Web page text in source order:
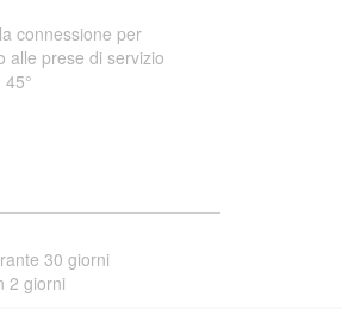
connessione per
alle prese di servizio
30 giorni
2 giorni